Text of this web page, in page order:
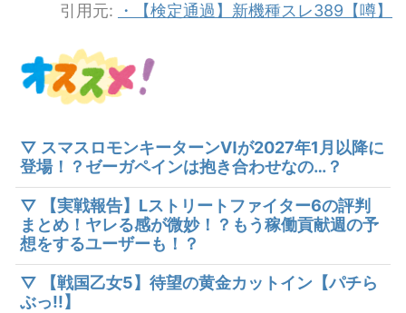
引用元: ・【検定通過】新機種スレ389【噂】
▽ スマスロモンキーターンⅥが2027年1月以降に
登場！？ゼーガペインは抱き合わせなの…？
▽ 【実戦報告】Lストリートファイター6の評判
まとめ！ヤレる感が微妙！？もう稼働貢献週の予
想をするユーザーも！？
▽ 【戦国乙女5】待望の黄金カットイン【パチら
ぶっ!!】